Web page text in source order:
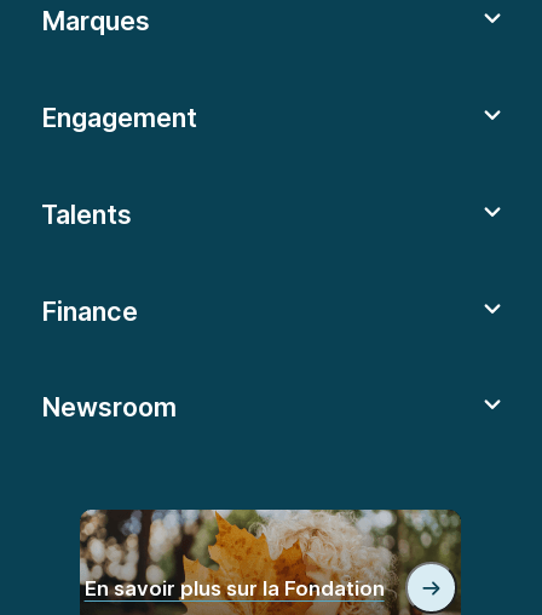
Marques
Engagement
Talents
Finance
Newsroom
En savoir plus sur la Fondation